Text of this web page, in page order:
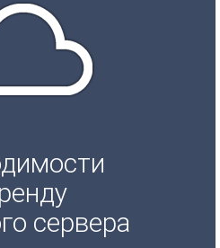
сервера